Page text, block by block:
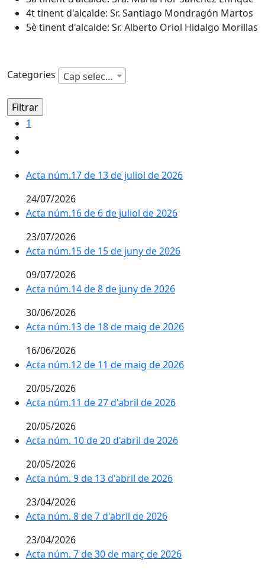
4t tinent d'alcalde: Sr. Santiago Mondragón Martos
5è tinent d'alcalde: Sr. Alberto Oriol Hidalgo Morillas
Categories Cap selecció
1
Acta núm.17 de 13 de juliol de 2026
24/07/2026
Acta núm.16 de 6 de juliol de 2026
23/07/2026
Acta núm.15 de 15 de juny de 2026
09/07/2026
Acta núm.14 de 8 de juny de 2026
30/06/2026
Acta núm.13 de 18 de maig de 2026
16/06/2026
Acta núm.12 de 11 de maig de 2026
20/05/2026
Acta núm.11 de 27 d'abril de 2026
20/05/2026
Acta núm. 10 de 20 d'abril de 2026
20/05/2026
Acta núm. 9 de 13 d'abril de 2026
23/04/2026
Acta núm. 8 de 7 d'abril de 2026
23/04/2026
Acta núm. 7 de 30 de març de 2026